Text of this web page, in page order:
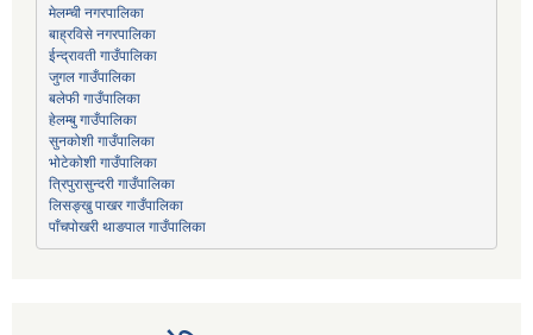
मेलम्ची नगरपालिका
बाह्रविसे नगरपालिका
ईन्द्रावती गाउँपालिका
जुगल गाउँपालिका
बलेफी गाउँपालिका
हेलम्बु गाउँपालिका
सुनकोशी गाउँपालिका
भोटेकोशी गाउँपालिका
त्रिपुरासुन्दरी गाउँपालिका
लिसङ्खु पाखर गाउँपालिका
पाँचपोखरी थाङपाल गाउँपालिका